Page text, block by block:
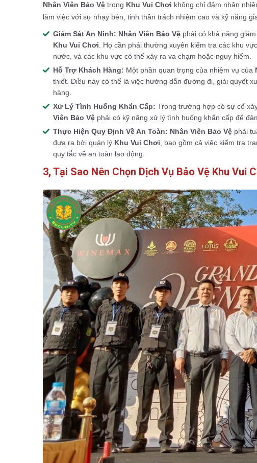
Nhân Viên Bảo Vệ trong Khu Vui Chơi không chỉ đảm nhận
làm việc với sự nhạy bén, tinh thần trách nhiệm cao và kỹ năng
Giám Sát An Ninh: Nhân Viên Bảo Vệ phải có khả năng
Khu Vui Chơi . Họ cần phải thường xuyên kiểm tra các khu
nước, và các khu vực có thể xảy ra va chạm hoặc nguy hiểm.
Hỗ Trợ Khách Hàng: Một phần quan trọng của nhiệm vụ của
thiết. Điều này có thể là việc hướng dẫn đường đi, giải quyết
hàng.
Xử Lý Tình Huống Khẩn Cấp: Trong trường hợp có sự cố
Viên Bảo Vệ phải có kỹ năng xử lý tình huống khẩn cấp để
Thực Hiện Quy Định Về An Toàn: Nhân Viên Bảo Vệ phải
đưa ra bởi quản lý Khu Vui Chơi , bao gồm cả việc kiểm tra
quy tắc về an toàn lao động.
3, Tại Sao Nên Chọn Dịch Vụ Bảo Vệ Khu Vui